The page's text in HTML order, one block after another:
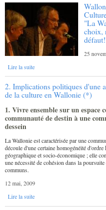
"La
choix,
25
Lire la suite
2. Implications politiques d'une
de la culture en Wallonie (*)
1. Vivre ensemble sur un espace
communauté de destin à une
dessein
La Wallonie est caractérisée par une
découle d'une certaine homogénéité
géographique et socio-économique ; elle
une nécessité de cohésion dans la
communs.
12 mai, 2009
Lire la suite